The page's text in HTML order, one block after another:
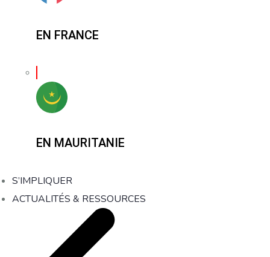
EN FRANCE
EN MAURITANIE
S’IMPLIQUER
ACTUALITÉS & RESSOURCES